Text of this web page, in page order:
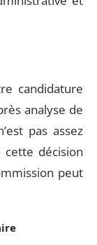
candidature
analyse de
pas assez
cette décision
peut